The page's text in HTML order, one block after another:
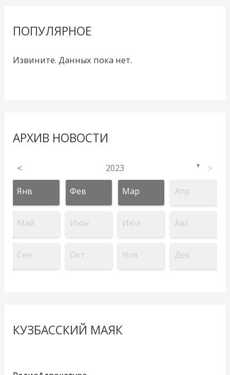
ПОПУЛЯРНОЕ
Извините. Данных пока нет.
АРХИВ НОВОСТИ
< 2023 ▼ >
Янв Фев Мар Апр
Май Июн Июл Авг
Сен Окт Ноя Дек
КУЗБАССКИЙ МАЯК